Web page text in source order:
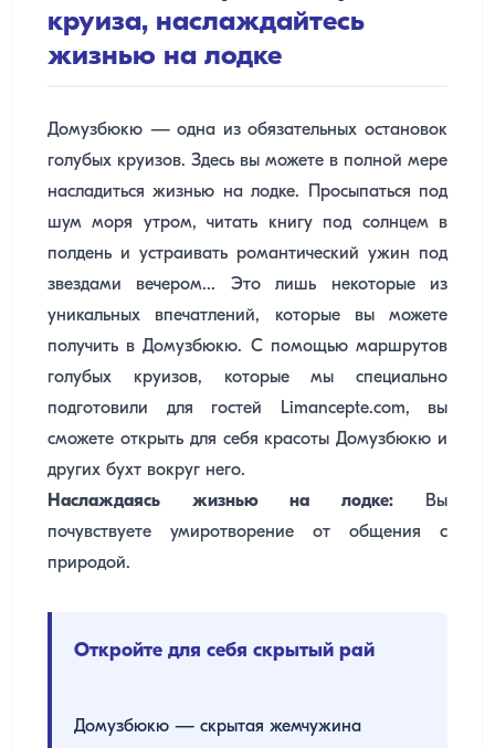
круиза, наслаждайтесь
жизнью на лодке
Домузбюкю — одна из обязательных остановок
голубых круизов. Здесь вы можете в полной мере
насладиться жизнью на лодке. Просыпаться под
шум моря утром, читать книгу под солнцем в
полдень и устраивать романтический ужин под
звездами вечером... Это лишь некоторые из
уникальных впечатлений, которые вы можете
получить в Домузбюкю. С помощью маршрутов
голубых круизов, которые мы специально
подготовили для гостей Limancepte.com, вы
сможете открыть для себя красоты Домузбюкю и
других бухт вокруг него.
Наслаждаясь жизнью на лодке:Вы
почувствуете умиротворение от общения с
природой.
Откройте для себя скрытый рай
Домузбюкю — скрытая жемчужина